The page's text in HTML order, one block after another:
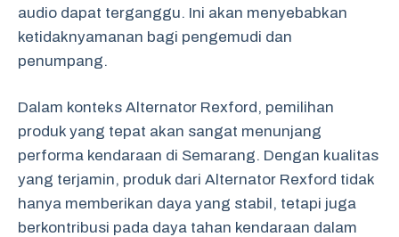
audio dapat terganggu. Ini akan menyebabkan
ketidaknyamanan bagi pengemudi dan
penumpang.
Dalam konteks Alternator Rexford, pemilihan
produk yang tepat akan sangat menunjang
performa kendaraan di Semarang. Dengan kualitas
yang terjamin, produk dari Alternator Rexford tidak
hanya memberikan daya yang stabil, tetapi juga
berkontribusi pada daya tahan kendaraan dalam